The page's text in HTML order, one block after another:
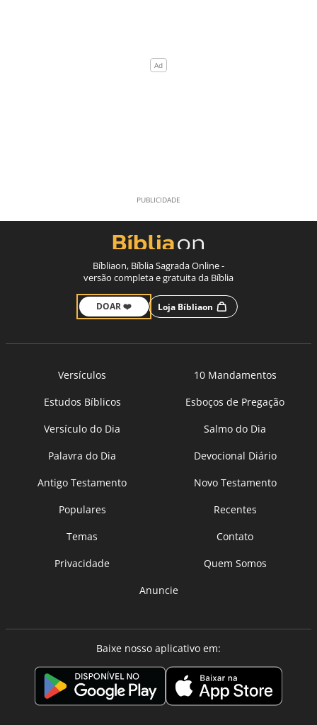
Bíbliaon, Bíblia Sagrada Online -
versão completa e gratuita da Bíblia
DOAR ❤️ Loja Bíbliaon
Versículos
10 Mandamentos
Estudos Bíblicos
Esboços de Pregação
Versículo do Dia
Salmo do Dia
Palavra do Dia
Devocional Diário
Antigo Testamento
Novo Testamento
Populares
Recentes
Temas
Contato
Privacidade
Quem Somos
Anuncie
Baixe nosso aplicativo em: